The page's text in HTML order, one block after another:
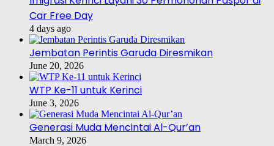
Car Free Day
4 days ago
Jembatan Perintis Garuda Diresmikan
June 20, 2026
WTP Ke-11 untuk Kerinci
June 3, 2026
Generasi Muda Mencintai Al-Qur’an
March 9, 2026